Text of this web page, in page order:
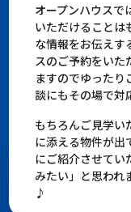
オープンハウスで
いただけることは
な情報をお伝えす
スのご予約をいた
ますのでゆった
談にもその場で対
もちろんご見学い
に添える物件が出
にご紹介させてい
みたい」と思われ
♪